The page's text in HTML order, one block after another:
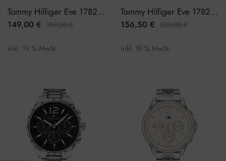
Tommy Hilfiger Eve 1782277 Damenuhr
149,00 € 189,00€
inkl. 19 % MwSt.
Tommy Hilfiger Eve 1782282 Damenuhr
156,50 € 209,00€
inkl. 19 % MwSt.